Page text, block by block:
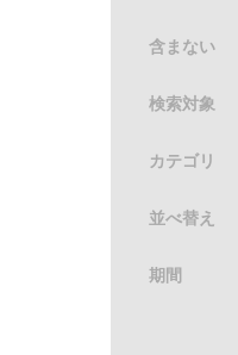
含まない
検索対象
カテゴリ
並べ替え
期間